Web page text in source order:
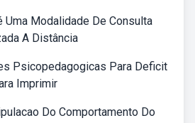
Uma Modalidade De Consulta
A Distância
Psicopedagogicas Para Deficit
Imprimir
Do Comportamento Do